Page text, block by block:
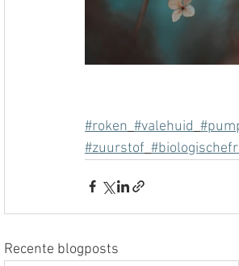
#roken #valehuid
#zuurstof
Recente blogposts